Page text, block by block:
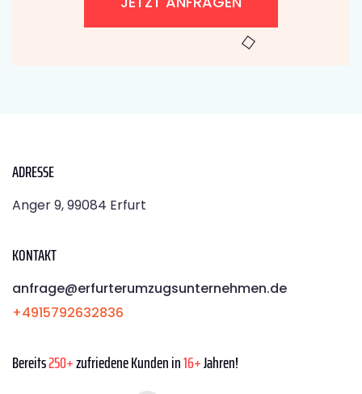
ADRESSE
Anger 9, 99084 Erfurt
KONTAKT
anfrage@erfurterumzugsunternehmen.de
+4915792632836
Bereits250+zufriedene Kunden in16+Jahren!